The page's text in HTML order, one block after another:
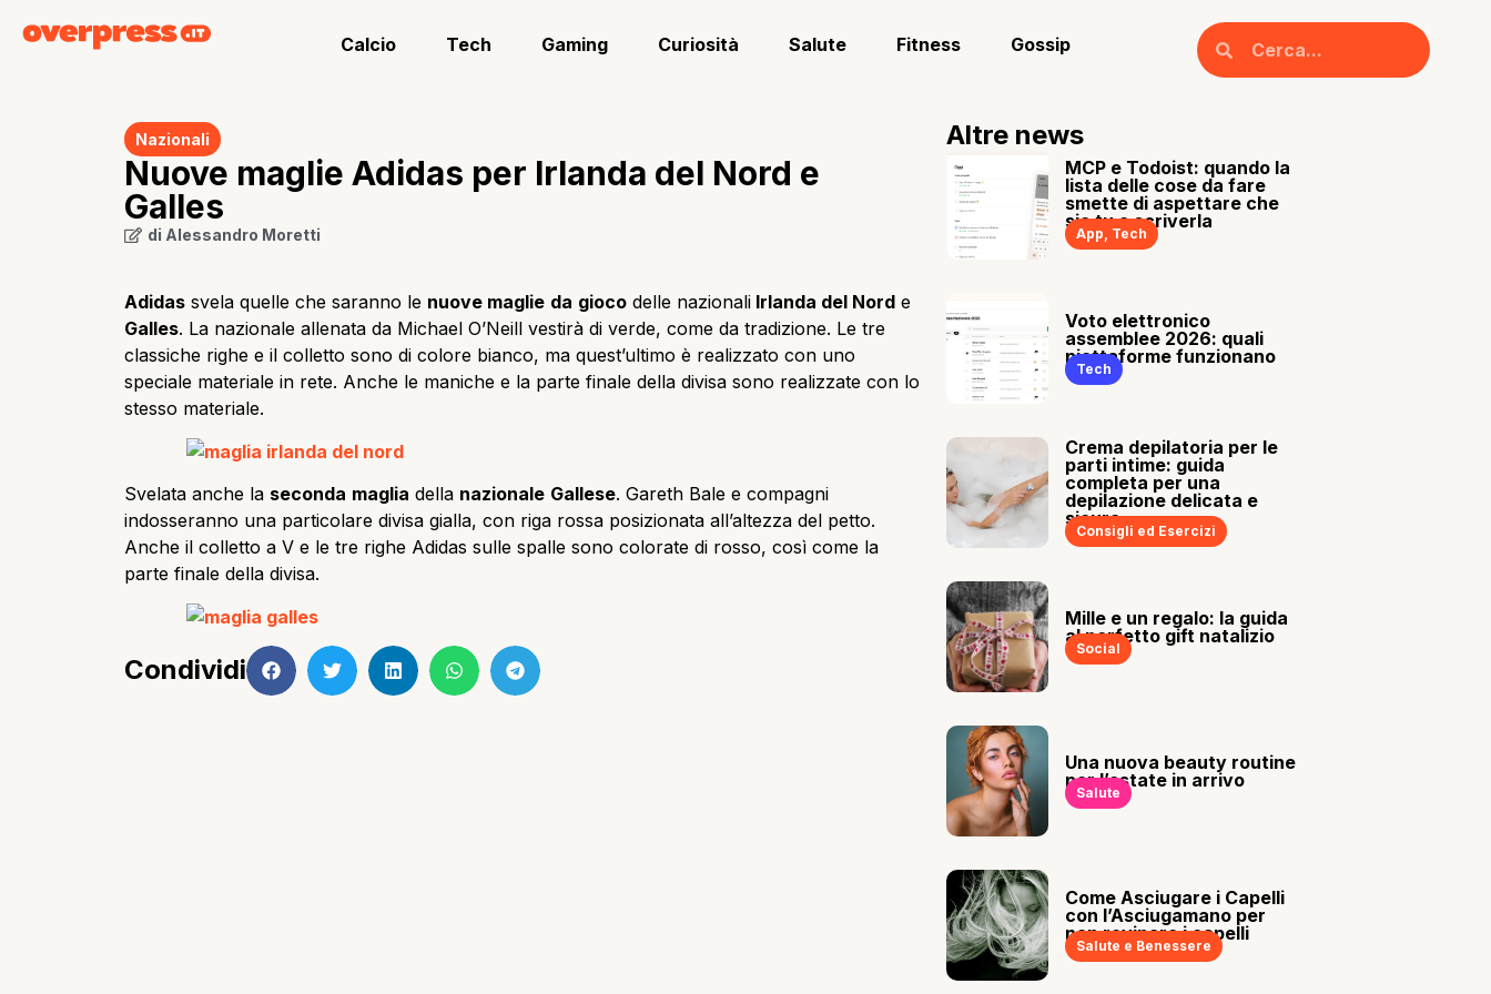
Calcio Tech Gaming Curiosità Salute Fitness Gossip
Nazionali
Nuove maglie Adidas per Irlanda del Nord e
Galles
di Alessandro Moretti
Adidas svela quelle che saranno le nuove maglie da gioco delle nazionali Irlanda del Nord e
Galles. La nazionale allenata da Michael O’Neill vestirà di verde, come da tradizione. Le tre
classiche righe e il colletto sono di colore bianco, ma quest’ultimo è realizzato con uno
speciale materiale in rete. Anche le maniche e la parte finale della divisa sono realizzate con lo
stesso materiale.
Svelata anche la seconda maglia della nazionale Gallese. Gareth Bale e compagni
indosseranno una particolare divisa gialla, con riga rossa posizionata all’altezza del petto.
Anche il colletto a V e le tre righe Adidas sulle spalle sono colorate di rosso, così come la
parte finale della divisa.
Condividi
Altre news
MCP e Todoist: quando la
lista delle cose da fare
smette di aspettare che
sia tu a scriverla
App, Tech
Voto elettronico
assemblee 2026: quali
piattaforme funzionano
Tech
Crema depilatoria per le
parti intime: guida
completa per una
depilazione delicata e
sicura
Consigli ed Esercizi
Mille e un regalo: la guida
al perfetto gift natalizio
Social
Una nuova beauty routine
per l’estate in arrivo
Salute
Come Asciugare i Capelli
con l’Asciugamano per
non rovinare i capelli
Salute e Benessere